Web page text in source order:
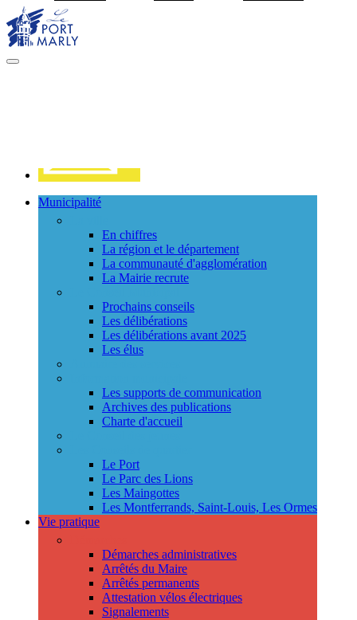
MENU
Municipalité
En chiffres
La région et le département
La communauté d'agglomération
La Mairie recrute
Prochains conseils
Les délibérations
Les délibérations avant 2025
Les élus
Les supports de communication
Archives des publications
Charte d'accueil
Le Port
Le Parc des Lions
Les Maingottes
Les Montferrands, Saint-Louis, Les Ormes
Vie pratique
Démarches administratives
Arrêtés du Maire
Arrêtés permanents
Attestation vélos électriques
Signalements